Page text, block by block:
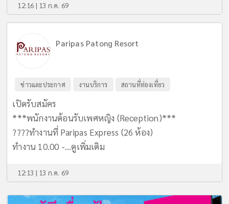
12:16 | 13 ก.ค. 69
Paripas Patong Resort
ข่าวและประกาศ งานบริการ สถานที่ท่องเที่ยว
เปิดรับสมัคร
***พนักงานต้อนรับเพศหญิง (Reception)***
????ทำงานที่ Paripas Express (26 ห้อง)
ทำงาน 10.00 -...ดูเพิ่มเติม
12:13 | 13 ก.ค. 69